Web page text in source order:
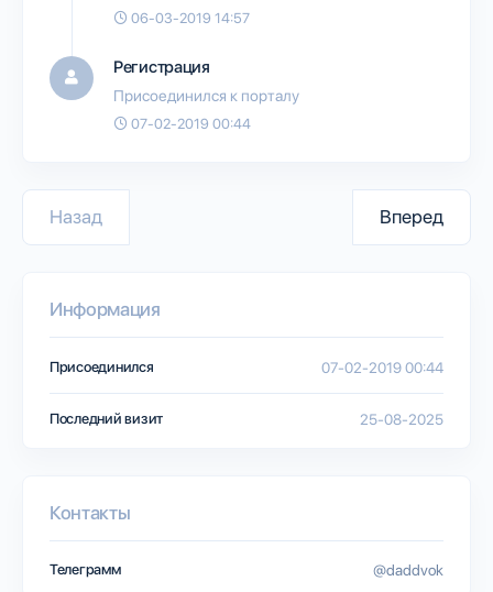
06-03-2019 14:57
Регистрация
Присоединился к порталу
07-02-2019 00:44
Назад Вперед
Информация
Присоединился 07-02-2019 00:44
Последний визит 25-08-2025
Контакты
Телеграмм @daddvok